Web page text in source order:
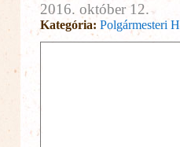
2016. október 12.
Kategória: Polgármesteri